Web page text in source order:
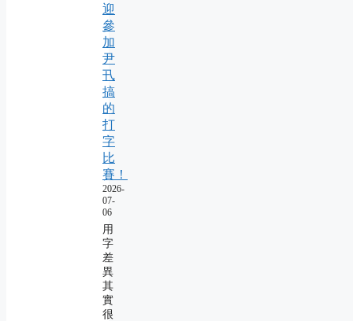
迎
參
加
尹
卂
搞
的
打
字
比
賽！
2026-
07-
06
用
字
差
異
其
實
很